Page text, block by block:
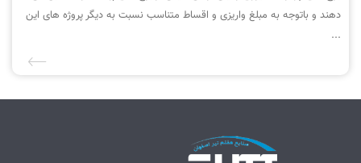
دهند و باتوجه به مبلغ واریزی و اقساط متناسب نسبت به دیگر پروژه های این
...